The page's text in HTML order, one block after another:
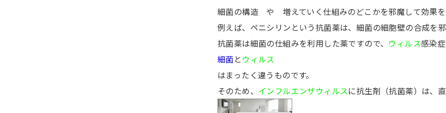
細菌の構造 や 増えていく仕組みのどこかを邪魔して効果を
例えば、ペニシリンという抗菌薬は、細菌の細胞壁の合成を
抗菌薬は細菌の仕組みを利用した薬ですので、 ウィルス感染
細菌 と ウィルス
はまったく違うものです。
そのため、 インフルエンザウィルスに抗生剤（抗菌薬）は、